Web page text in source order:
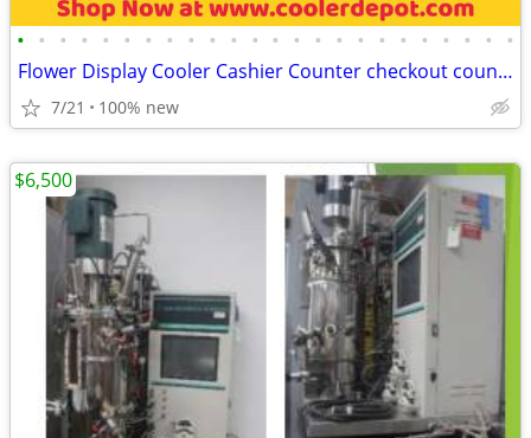
• • • • • • • • • • • • • • • • • • • • • • • •
Flower Display Cooler Cashier Counter checkout counter
7/21 100% new
$6,500